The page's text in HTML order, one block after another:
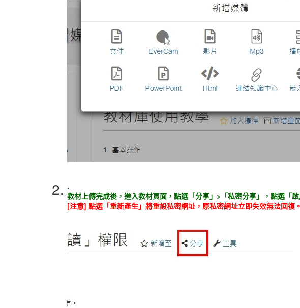
2. .
教材上傳完成後，進入教材頁面，點選「分享」>「私密分享」，點選「啟
[注意] 點選「重新產生」將重設私密網址，原私密網址立即失效無法回復。